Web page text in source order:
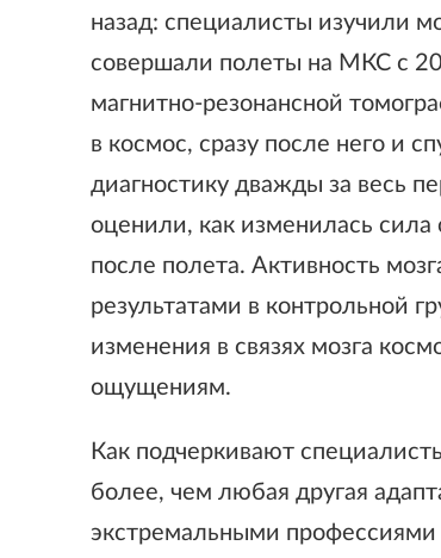
назад: специалисты изучили
совершали полеты на МКС с
магнитно-резонансной
в космос, сразу после него и
диагностику дважды за весь
оценили, как изменилась
после полета. Активность
результатами в контрольной
изменения в связях мозга
ощущениям.
Как подчеркивают
более, чем любая другая
экстремальными